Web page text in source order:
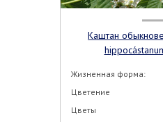
Каштан обыкновенный Aésculus
Жизненная форма:
Цветение
Цветы